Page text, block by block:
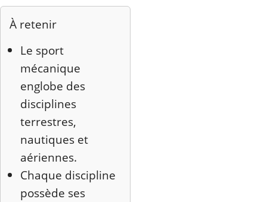
À retenir
Le sport
mécanique
englobe des
disciplines
terrestres,
nautiques et
aériennes.
Chaque discipline
possède ses